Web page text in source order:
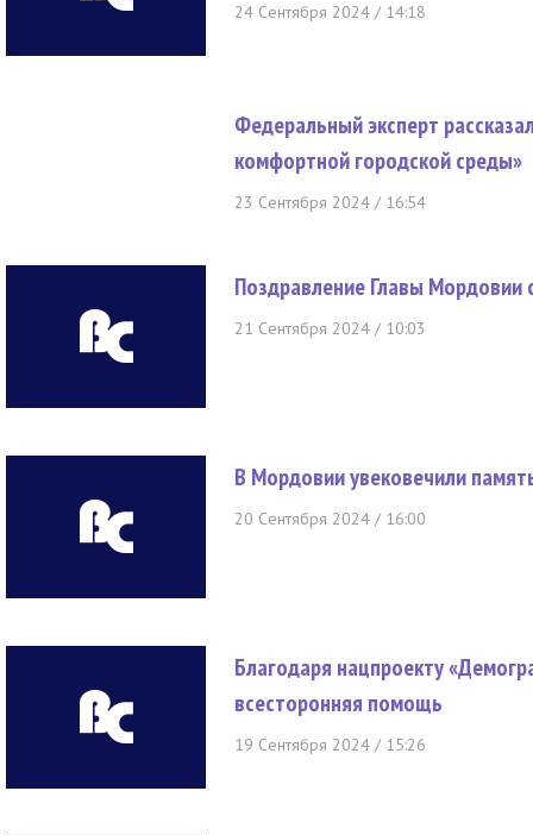
24 Сентября 2024 / 14:18
Федеральный эксперт
комфортной городской среды»
23 Сентября 2024 / 16:54
Поздравление Главы
21 Сентября 2024 / 10:03
В Мордовии увековечили
20 Сентября 2024 / 16:00
Благодаря нацпроекту
всесторонняя помощь
19 Сентября 2024 / 15:26